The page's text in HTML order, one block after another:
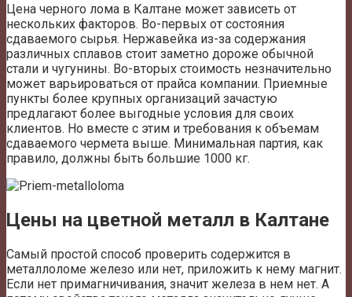
Цена черного лома в Калтане может зависеть от
нескольких факторов. Во-первых от состояния
сдаваемого сырья. Нержавейка из-за содержания
различных сплавов стоит заметно дороже обычной
стали и чугунины. Во-вторых стоимость незначительно
может варьироваться от прайса компании. Приемные
пункты более крупных организаций зачастую
предлагают более выгодные условия для своих
клиентов. Но вместе с этим и требования к объемам
сдаваемого чермета выше. Минимальная партия, как
правило, должны быть большие 1000 кг.
Цены на цветной металл в Калтане
Самый простой способ проверить содержится в
металлоломе железо или нет, приложить к нему магнит.
Если нет примагничивания, значит железа в нем нет. А